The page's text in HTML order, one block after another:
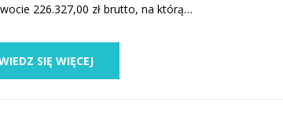
226.327,00 zł brutto, na którą…
SIĘ WIĘCEJ